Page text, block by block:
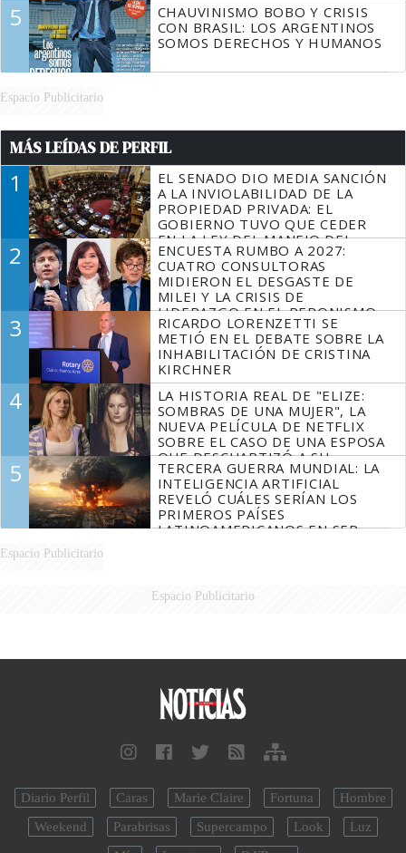
5
CHAUVINISMO BOBO Y CRISIS
CON BRASIL: LOS ARGENTINOS
SOMOS DERECHOS Y HUMANOS
Espacio Publicitario
MÁS LEÍDAS DE PERFIL
1
EL SENADO DIO MEDIA SANCIÓN
A LA INVIOLABILIDAD DE LA
PROPIEDAD PRIVADA: EL
GOBIERNO TUVO QUE CEDER
EN LA LEY DEL MANEJO DEL
FUEGO
2
ENCUESTA RUMBO A 2027:
CUATRO CONSULTORAS
MIDIERON EL DESGASTE DE
MILEI Y LA CRISIS DE
LIDERAZGO EN EL PERONISMO
3
RICARDO LORENZETTI SE
METIÓ EN EL DEBATE SOBRE LA
INHABILITACIÓN DE CRISTINA
KIRCHNER
4
LA HISTORIA REAL DE "ELIZE:
SOMBRAS DE UNA MUJER", LA
NUEVA PELÍCULA DE NETFLIX
SOBRE EL CASO DE UNA ESPOSA
QUE DESCUARTIZÓ A SU
MARIDO
5
TERCERA GUERRA MUNDIAL: LA
INTELIGENCIA ARTIFICIAL
REVELÓ CUÁLES SERÍAN LOS
PRIMEROS PAÍSES
LATINOAMERICANOS EN SER
Espacio Publicitario
Espacio Publicitario
Diario Perfil Caras Marie Claire Fortuna
Hombre
Weekend
Parabrisas Supercampo Look
Luz